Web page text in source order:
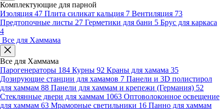
Комплектующие для парной
Изоляция 47 Плита силикат кальция 7 Вентиляция 73
Предтопочные листы 27 Герметики для бани 5 Брус для каркаса
4
Все для Хаммама
Все для Хаммама
Парогенераторы 184 Курны 92 Краны для хамама 35
Дозирующие станции для хамамов 7 Панели и 3D полистирол
для хаммам 88 Панели для хаммам и крепежи (Германия) 52
Стеклянные двери для хаммам 1063 Оптоволоконное освещение
для хаммам 63 Мраморные светильники 16 Панно для хаммам